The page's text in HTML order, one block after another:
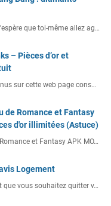
que toi-même allez ag…
– Pièces d’or et
sur cette web page cons…
de Romance et Fantasy
d'or illimitées (Astuce)
et Fantasy APK MO…
Logement
que vous souhaitez quitter v…